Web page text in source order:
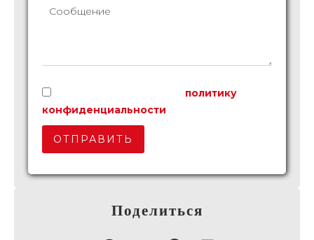
политику
конфиденциальности
ОТПРАВИТЬ
Поделиться